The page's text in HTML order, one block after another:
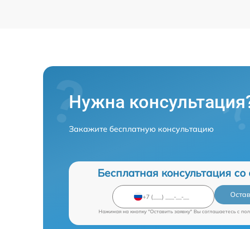
Нужна
Закажите бесплатную консультацию
Бесплатная консультация
Нажимая на кнопку "Оставить заявку" Вы соглашаетесь c